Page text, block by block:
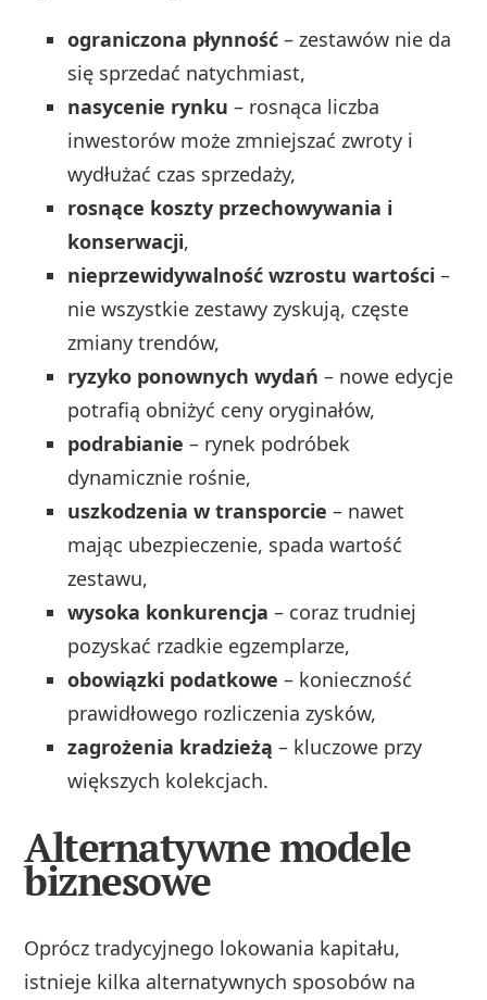
ograniczona płynność – zestawów nie da
się sprzedać natychmiast,
nasycenie rynku – rosnąca liczba
inwestorów może zmniejszać zwroty i
wydłużać czas sprzedaży,
rosnące koszty przechowywania i
konserwacji,
nieprzewidywalność wzrostu wartości –
nie wszystkie zestawy zyskują, częste
zmiany trendów,
ryzyko ponownych wydań – nowe edycje
potrafią obniżyć ceny oryginałów,
podrabianie – rynek podróbek
dynamicznie rośnie,
uszkodzenia w transporcie – nawet
mając ubezpieczenie, spada wartość
zestawu,
wysoka konkurencja – coraz trudniej
pozyskać rzadkie egzemplarze,
obowiązki podatkowe – konieczność
prawidłowego rozliczenia zysków,
zagrożenia kradzieżą – kluczowe przy
większych kolekcjach.
Alternatywne modele
biznesowe
Oprócz tradycyjnego lokowania kapitału,
istnieje kilka alternatywnych sposobów na